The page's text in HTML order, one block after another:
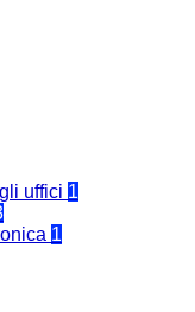
uffici 1
1